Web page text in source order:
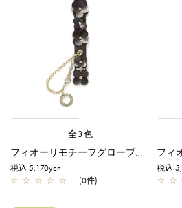
全3色
フィオーリモチーフグローブホルダー(ベルトタイプ)/ダークブラウン
税込 5,170yen
☆ ☆ ☆ ☆ ☆ (0件)
税込
☆ ☆